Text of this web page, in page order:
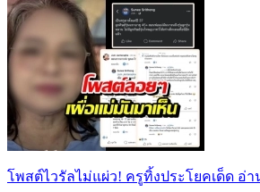
โพสต์ไวรัลไม่แผ่ว! ครูทิ้งประโยคเด็ด อ่